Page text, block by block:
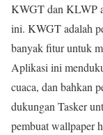
KWGT dan KLWP
ini. KWGT adalah
banyak fitur untuk
Aplikasi ini
cuaca, dan bahkan
dukungan Tasker
pembuat wallpaper